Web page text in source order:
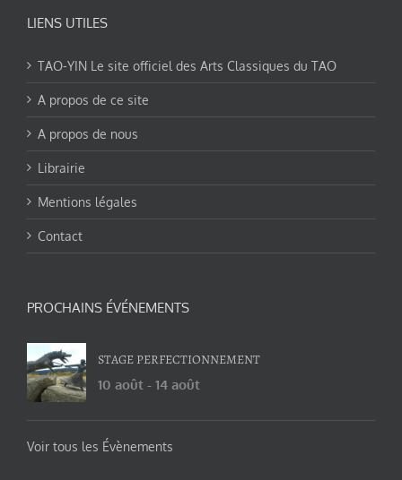
LIENS UTILES
TAO-YIN Le site officiel des Arts Classiques du TAO
A propos de ce site
A propos de nous
Librairie
Mentions légales
Contact
PROCHAINS ÉVÉNEMENTS
STAGE PERFECTIONNEMENT
10 août - 14 août
Voir tous les Évènements